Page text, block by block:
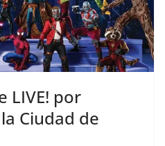
LIVE! por
Ciudad de